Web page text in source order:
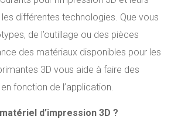
différentes technologies. Que vous
de l’outillage ou des pièces
des matériaux disponibles pour les
3D vous aide à faire des
fonction de l’application.
d’impression 3D ?